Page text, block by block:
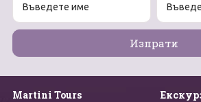
Martini Tours